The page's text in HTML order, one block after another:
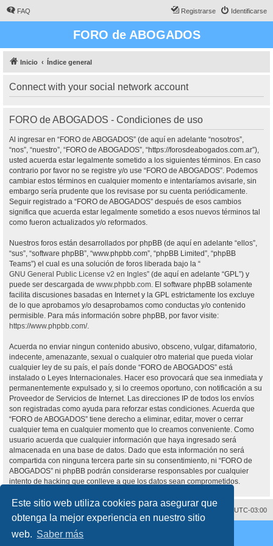
Este sitio web utiliza cookies para asegurar que
obtenga la mejor experiencia en nuestro sitio
web. Saber más
FAQ Identificarse
Registrarse
FORO de ABOGADOS
Inicio Índice general
Connect with your social network account
FORO de ABOGADOS - Condiciones de uso
Al ingresar en “FORO de ABOGADOS” (de aquí en adelante “nosotros”,
“nos”, “nuestro”, “FORO de ABOGADOS”, “https://forosdeabogados.com.ar”),
usted acuerda estar legalmente sometido a los siguientes términos. En caso
contrario por favor no se registre y/o use “FORO de ABOGADOS”. Podemos
cambiar estos términos en cualquier momento e intentaríamos avisarle, sin
embargo sería prudente que los revisase por su cuenta periódicamente.
Seguir registrado a “FORO de ABOGADOS” después de esos cambios
significa que acuerda estar legalmente sometido a esos nuevos términos tal
como fueron actualizados y/o reformados.
Nuestros foros están desarrollados por phpBB (de aquí en adelante “ellos”,
“sus”, “software phpBB”, “www.phpbb.com”, “phpBB Limited”, “phpBB
Teams”) el cual es una solución de foros liberada bajo la “
GNU General Public License v2 en Ingles” (de aquí en adelante “GPL”) y
puede ser descargada de www.phpbb.com. El software phpBB solamente
facilita discusiones basadas en Internet y la GPL estrictamente los excluye
de lo que aprobamos y/o desaprobamos como conductas y/o contenido
permisible. Para más información sobre phpBB, por favor visite:
https://www.phpbb.com/.
Acuerda no enviar ningun contenido abusivo, obsceno, vulgar, difamatorio,
indecente, amenazante, sexual o cualquier otro material que pueda violar
cualquier ley de su país, el país donde “FORO de ABOGADOS” está
instalado o Leyes Internacionales. Hacer eso provocará que sea inmediata y
permanentemente expulsado y, si lo creemos oportuno, con notificación a su
Proveedor de Servicios de Internet. Las direcciones IP de todos los envíos
son registradas como ayuda para reforzar estas condiciones. Acuerda que
“FORO de ABOGADOS” tiene derecho a eliminar, editar, mover o cerrar
cualquier tema en cualquier momento que lo creamos conveniente. Como
usuario acuerda que cualquier información que haya ingresado será
almacenada en una base de datos. Dado que esta información no será
compartida con ninguna tercera parte sin su consentimiento, ni “FORO de
ABOGADOS” ni phpBB podrán considerarse responsables por cualquier
intento de hacking que conlleve a que los datos sean comprometidos.
Todos los horarios son UTC-03:00
Borrar cookies
Desarrollado por
® Forum Software © phpBB Limited
Traducción al español porphpBB España